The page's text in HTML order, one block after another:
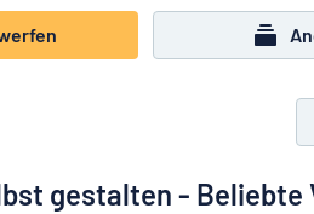
Roll-Up Banner
gestalten - Beliebte